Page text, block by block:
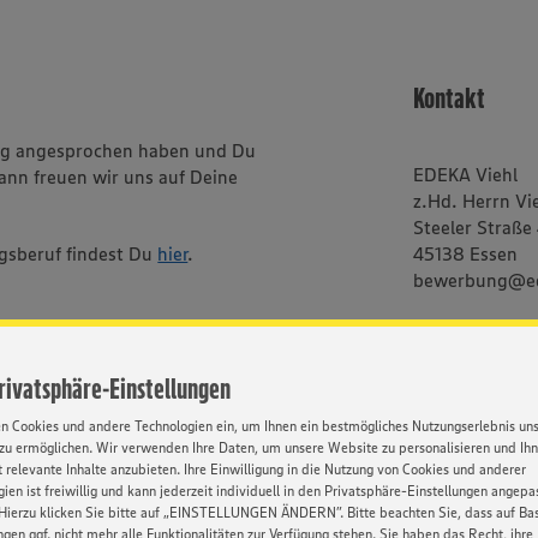
Einstellungen
Cookies und andere Technologien ein, um Ihnen ein bestmögliches Nutzungserlebnis
ermöglichen. Wir verwenden Ihre Daten, um unsere Website zu personalisieren und
relevante Inhalte anzubieten. Ihre Einwilligung in die Nutzung von Cookies und anderer
ist freiwillig und kann jederzeit individuell in den Privatsphäre-Einstellungen
klicken Sie bitte auf „EINSTELLUNGEN ÄNDERN”. Bitte beachten Sie, dass auf
ggf. nicht mehr alle Funktionalitäten zur Verfügung stehen. Sie haben das Recht, ihre
angesprochen haben und Du
freuen wir uns auf Deine
findest Du hier.
gleichzeitige Verwendung
(m/w/d) verzichtet.
Hauptwörter
hat nur redaktionelle
Kontakt
EDEKA Viehl
z.Hd. Herrn
Steeler Straße
45138 Essen